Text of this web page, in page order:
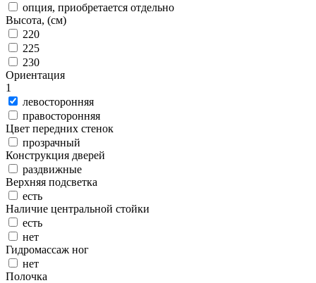
опция, приобретается отдельно
Высота, (см)
220
225
230
Ориентация
1
левосторонняя
правосторонняя
Цвет передних стенок
прозрачный
Конструкция дверей
раздвижные
Верхняя подсветка
есть
Наличие центральной стойки
есть
нет
Гидромассаж ног
нет
Полочка